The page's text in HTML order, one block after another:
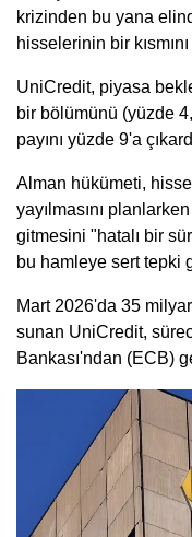
krizinden bu yana
hisselerinin bir
UniCredit, piyasa
bir bölümünü (yüzde
payını yüzde 9'a
Alman hükümeti,
yayılmasını
gitmesini "hatalı bir
bu hamleye sert tepki
Mart 2026'da 35
sunan UniCredit,
Bankası'ndan (ECB)